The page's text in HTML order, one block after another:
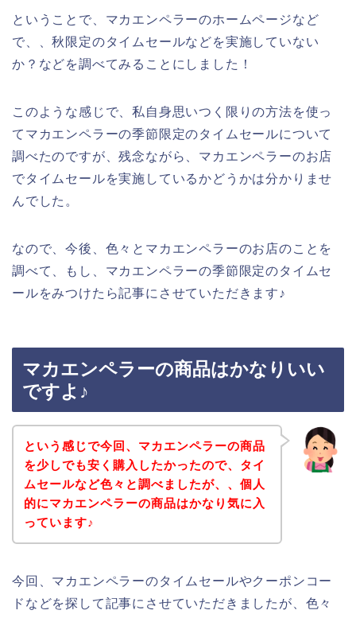
ということで、マカエンペラーのホームページなど
で、、秋限定のタイムセールなどを実施していない
か？などを調べてみることにしました！
このような感じで、私自身思いつく限りの方法を使っ
てマカエンペラーの季節限定のタイムセールについて
調べたのですが、残念ながら、マカエンペラーのお店
でタイムセールを実施しているかどうかは分かりませ
んでした。
なので、今後、色々とマカエンペラーのお店のことを
調べて、もし、マカエンペラーの季節限定のタイムセ
ールをみつけたら記事にさせていただきます♪
マカエンペラーの商品はかなりいい
ですよ♪
という感じで今回、マカエンペラーの商品
を少しでも安く購入したかったので、タイ
ムセールなど色々と調べましたが、、個人
的にマカエンペラーの商品はかなり気に入
っています♪
今回、マカエンペラーのタイムセールやクーポンコー
ドなどを探して記事にさせていただきましたが、色々